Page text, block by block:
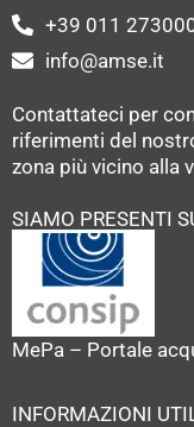
+39 011
info@amse.it
Contattateci per
riferimenti del
zona più vicino alla
SIAMO PRESENTI
MePa – Portale
INFORMAZIONI